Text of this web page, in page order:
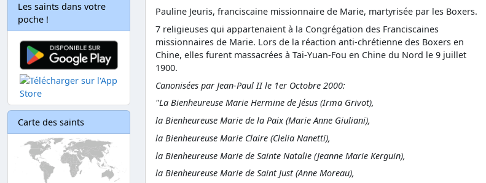
Les saints dans votre
poche !
Carte des saints
Pauline Jeuris, franciscaine missionnaire de Marie, martyrisée par les Boxers.
7 religieuses qui appartenaient à la Congrégation des Franciscaines
missionnaires de Marie. Lors de la réaction anti-chrétienne des Boxers en
Chine, elles furent massacrées à Tai-Yuan-Fou en Chine du Nord le 9 juillet
1900.
Canonisées par Jean-Paul II le 1er Octobre 2000:
"La Bienheureuse Marie Hermine de Jésus (Irma Grivot),
la Bienheureuse Marie de la Paix (Marie Anne Giuliani),
la Bienheureuse Marie Claire (Clelia Nanetti),
la Bienheureuse Marie de Sainte Natalie (Jeanne Marie Kerguin),
la Bienheureuse Marie de Saint Just (Anne Moreau),